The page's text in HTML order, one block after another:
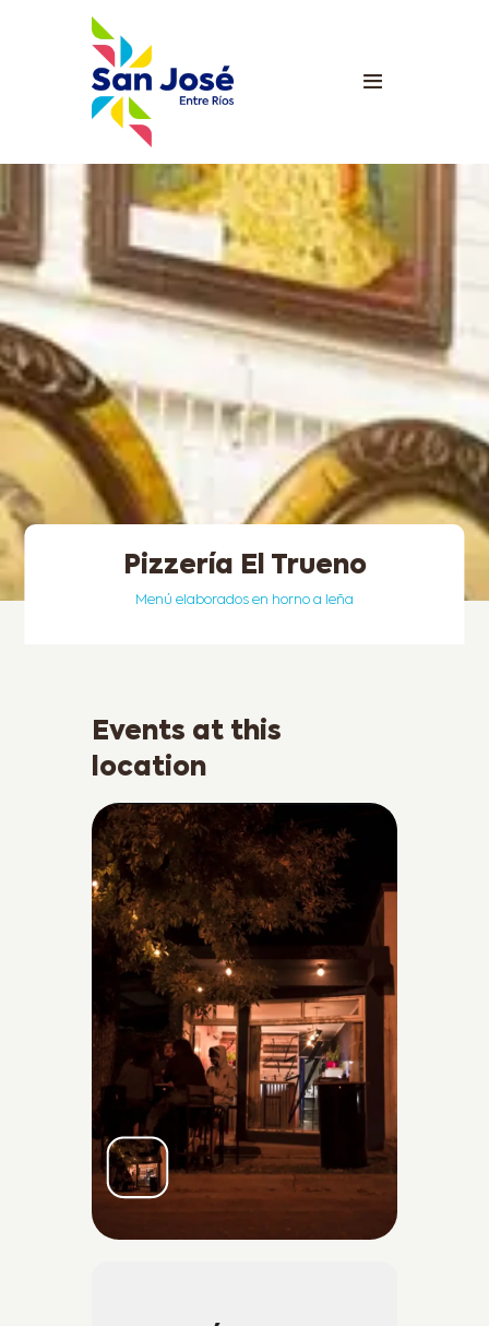
Pizzería El Trueno
Menú elaborados en horno a leña
Events at this
location